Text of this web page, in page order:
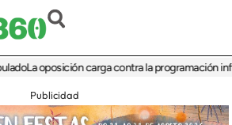
oposición carga contra la programación infantil
Publicidad